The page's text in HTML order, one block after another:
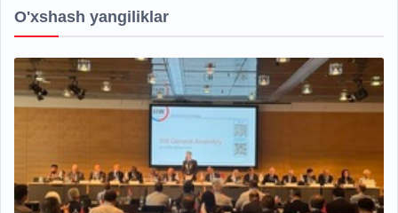
O'xshash yangiliklar